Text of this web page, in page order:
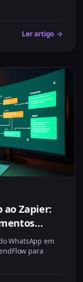
Ler artigo →
ao Zapier:
WhatsApp em
para